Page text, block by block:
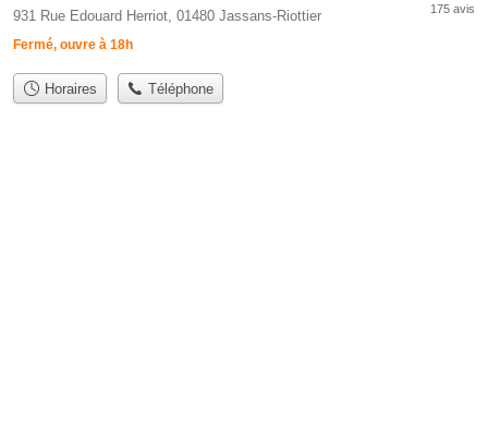
931 Rue Edouard Herriot, 01480 Jassans-Riottier
Fermé, ouvre à 18h
175 avis
Horaires Téléphone